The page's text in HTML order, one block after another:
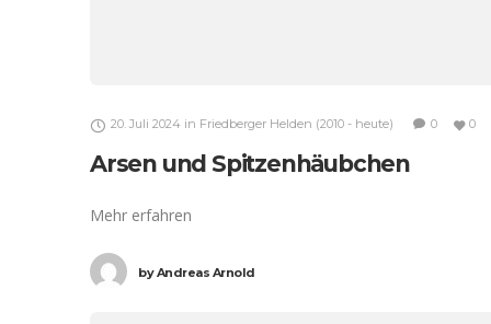
20. Juli 2024 in Friedberger Helden (2010 - heute) 0 0
Arsen und Spitzenhäubchen
Mehr erfahren
byAndreas Arnold